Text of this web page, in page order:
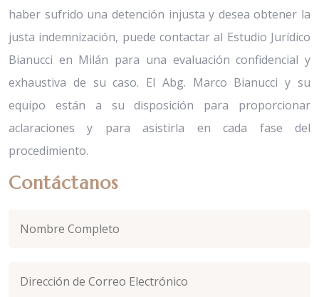
haber sufrido una detención injusta y desea obtener la
justa indemnización, puede contactar al Estudio Jurídico
Bianucci en Milán para una evaluación confidencial y
exhaustiva de su caso. El Abg. Marco Bianucci y su
equipo están a su disposición para proporcionar
aclaraciones y para asistirla en cada fase del
procedimiento.
Contáctanos